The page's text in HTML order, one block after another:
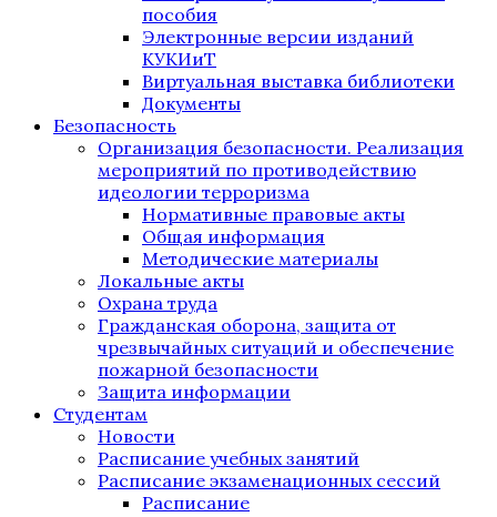
пособия
Электронные версии изданий
КУКИиТ
Виртуальная выставка библиотеки
Документы
Безопасность
Организация безопасности. Реализация
мероприятий по противодействию
идеологии терроризма
Нормативные правовые акты
Общая информация
Методические материалы
Локальные акты
Охрана труда
Гражданская оборона, защита от
чрезвычайных ситуаций и обеспечение
пожарной безопасности
Защита информации
Студентам
Новости
Расписание учебных занятий
Расписание экзаменационных сессий
Расписание